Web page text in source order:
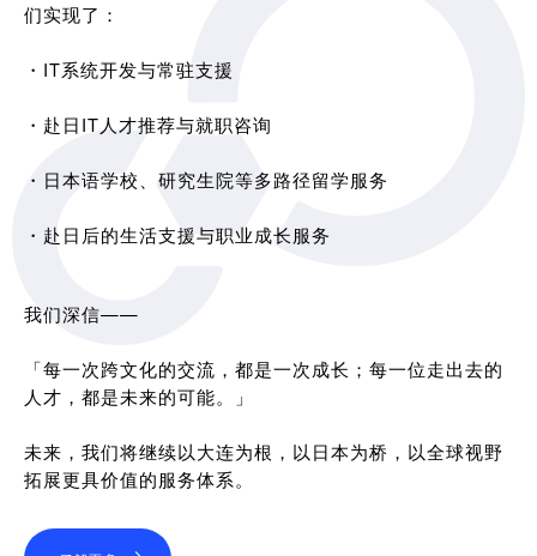
们实现了：
・IT系统开发与常驻支援
・赴日IT人才推荐与就职咨询
・日本语学校、研究生院等多路径留学服务
・赴日后的生活支援与职业成长服务
我们深信——
「每一次跨文化的交流，都是一次成长；每一位走出去的
人才，都是未来的可能。」
未来，我们将继续以大连为根，以日本为桥，以全球视野
拓展更具价值的服务体系。